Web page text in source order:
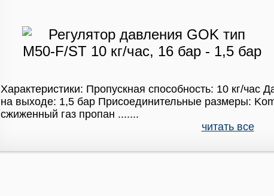
Характеристики: Пропускная способность: 10 кг/час
на выходе: 1,5 бар Присоединительные размеры:
сжиженный газ пропан .......
читать все